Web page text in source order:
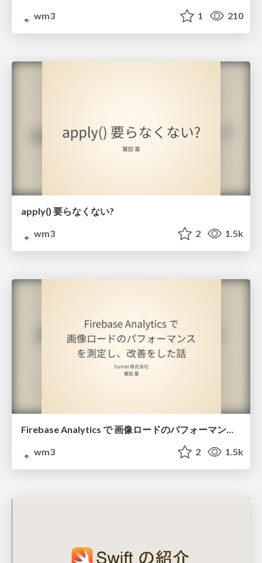
wm3
1 210
apply() 要らなくない?
wm3
2 1.5k
Firebase Analytics で 画像ロードのパフォーマンス を測定し、改善をした話
wm3
2 1.5k